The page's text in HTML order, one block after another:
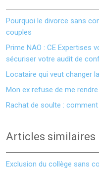
Pourquoi le divorce sans
couples
Prime NAO : CE Expertises
sécuriser votre audit de
Locataire qui veut changer
Mon ex refuse de me
Rachat de soulte :
Articles similaires
Exclusion du collège sans